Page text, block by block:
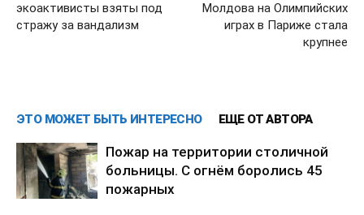
экоактивисты взяты под
стражу за вандализм
Молдова на Олимпийских
играх в Париже стала
крупнее
ЭТО МОЖЕТ БЫТЬ ИНТЕРЕСНО ЕЩЕ ОТ АВТОРА
Пожар на территории столичной
больницы. С огнём боролись 45
пожарных